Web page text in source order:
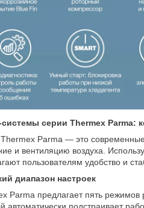
серии Thermex
Parma — это современные
и вентиляцию воздуха.
пользователям удобство и
диапазон настроек
Parma предлагает пять